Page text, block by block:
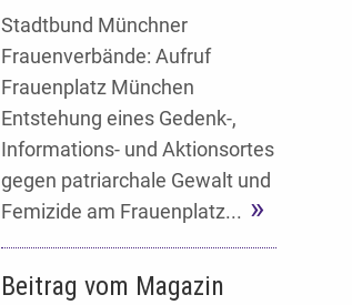
Stadtbund Münchner
Frauenverbände: Aufruf
Frauenplatz München
Entstehung eines Gedenk-,
Informations- und Aktionsortes
gegen patriarchale Gewalt und
Femizide am Frauenplatz...
Beitrag vom Magazin